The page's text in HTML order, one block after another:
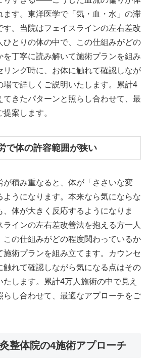
ます。東洋医学で「気・血・水」の滞
す。当院はフェイスラインの左右差改
ひとりの体の中で、この仕組みがどの
を丁寧に読み解いて施術プランを組み
リング時に、お体に触れて確認しなが
場で詳しくご説明いたします。累計4
てきたパターンと照らし合わせて、最
案します。
で体の許容範囲が狭い
が積み重なると、体が「ささいな変
ようになります。本来なら気にならな
、体が大きく反応するようになりま
インの左右差改善法を抱える方一人
この仕組みがどの程度関わっているか
施術プランを組み立てます。カウンセ
触れて確認しながら気になる点はその
します。累計4万人施術の中で見え
らし合わせて、最適なアプローチをご
整体院の4施術アプローチ